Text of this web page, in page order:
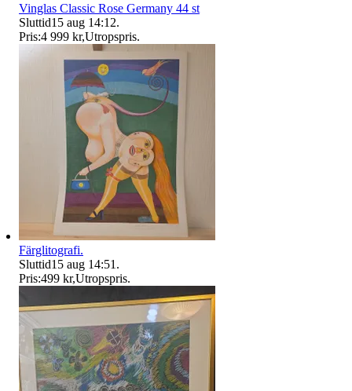
Vinglas Classic Rose Germany 44 st
Sluttid15 aug 14:12.
Pris:4 999 kr,Utropspris.
Färglitografi.
Sluttid15 aug 14:51 .
Pris:499 kr,Utropspris.